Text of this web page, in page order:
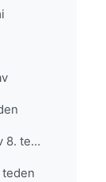
Kviz po predavanjih v 8. tednu
teden